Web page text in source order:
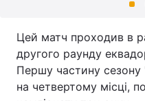
Цей матч проходив в
другого раунду
Першу частину сезону
на четвертому місці,